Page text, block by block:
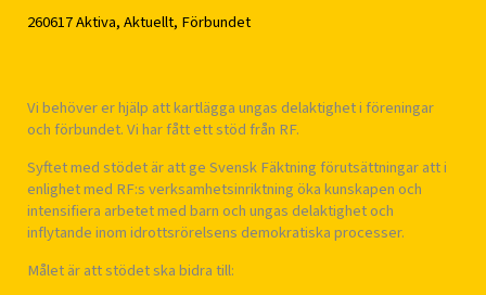
260617Aktiva,Aktuellt, Förbundet
Vi behöver er hjälp att kartlägga ungas delaktighet i föreningar
och förbundet. Vi har fått ett stöd från RF.
Syftet med stödet är att ge Svensk Fäktning förutsättningar att i
enlighet med RF:s verksamhetsinriktning öka kunskapen och
intensifiera arbetet med barn och ungas delaktighet och
inflytande inom idrottsrörelsens demokratiska processer.
Målet är att stödet ska bidra till: